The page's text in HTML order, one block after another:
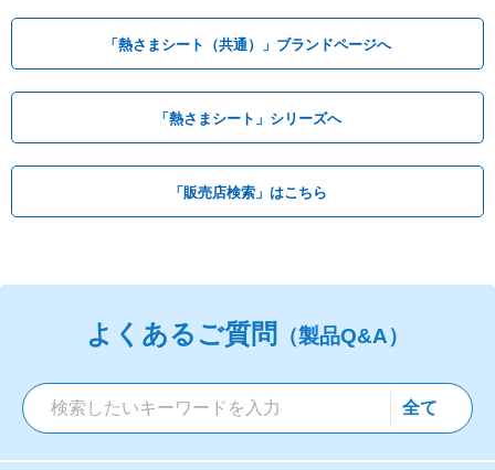
「熱さまシート（共通）」ブランドページへ
「熱さまシート」シリーズへ
「販売店検索」はこちら
よくあるご質問 （製品Q&A）